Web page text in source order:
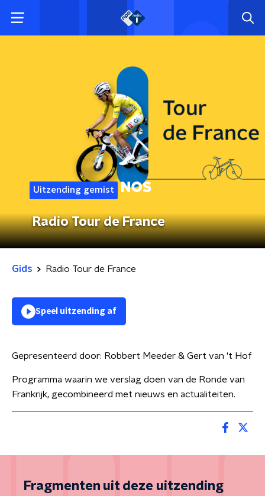
Uitzending gemist
Radio Tour de France
Gids Radio Tour de France
Speel uitzending af
Gepresenteerd door: Robbert Meeder & Gert van 't Hof
Programma waarin we verslag doen van de Ronde van
Frankrijk, gecombineerd met nieuws en actualiteiten.
Fragmenten uit deze uitzending